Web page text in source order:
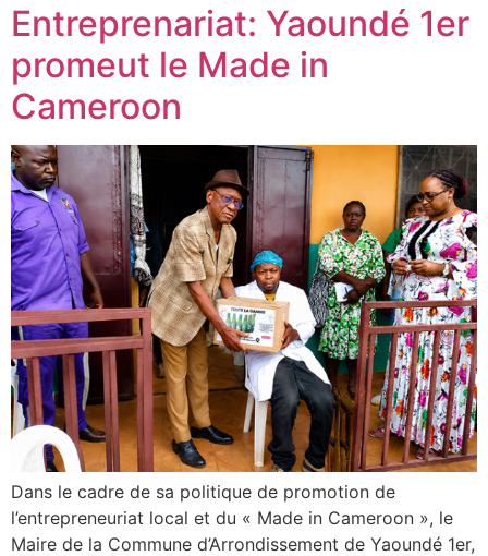
Entreprenariat: Yaoundé 1er
promeut le Made in
Cameroon
Dans le cadre de sa politique de promotion de
l’entrepreneuriat local et du « Made in Cameroon », le
Maire de la Commune d’Arrondissement de Yaoundé 1er,